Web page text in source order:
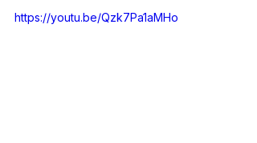
https://youtu.be/Qzk7Pa1aMHo